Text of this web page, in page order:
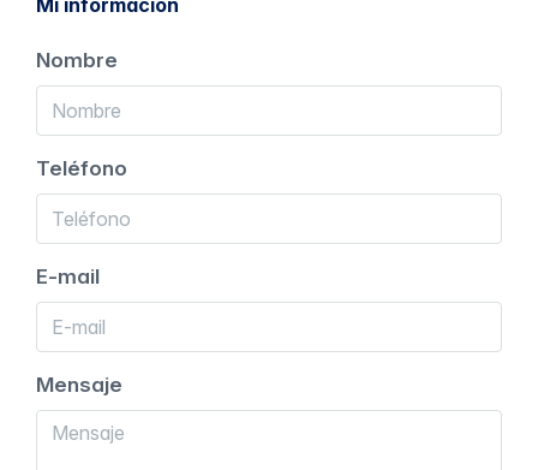
Mi información
Nombre
Teléfono
E-mail
Mensaje